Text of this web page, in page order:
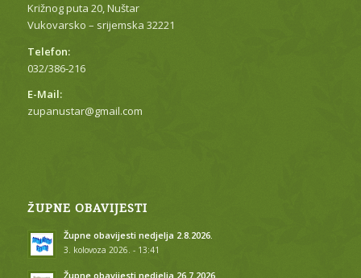
Križnog puta 20, Nuštar
Vukovarsko – srijemska 32221
Telefon:
032/386-216
E-Mail:
zupanustar@gmail.com
ŽUPNE OBAVIJESTI
Župne obavijesti nedjelja 2.8.2026.
3. kolovoza 2026. - 13:41
Župne obavijesti nedjelja 26.7.2026.